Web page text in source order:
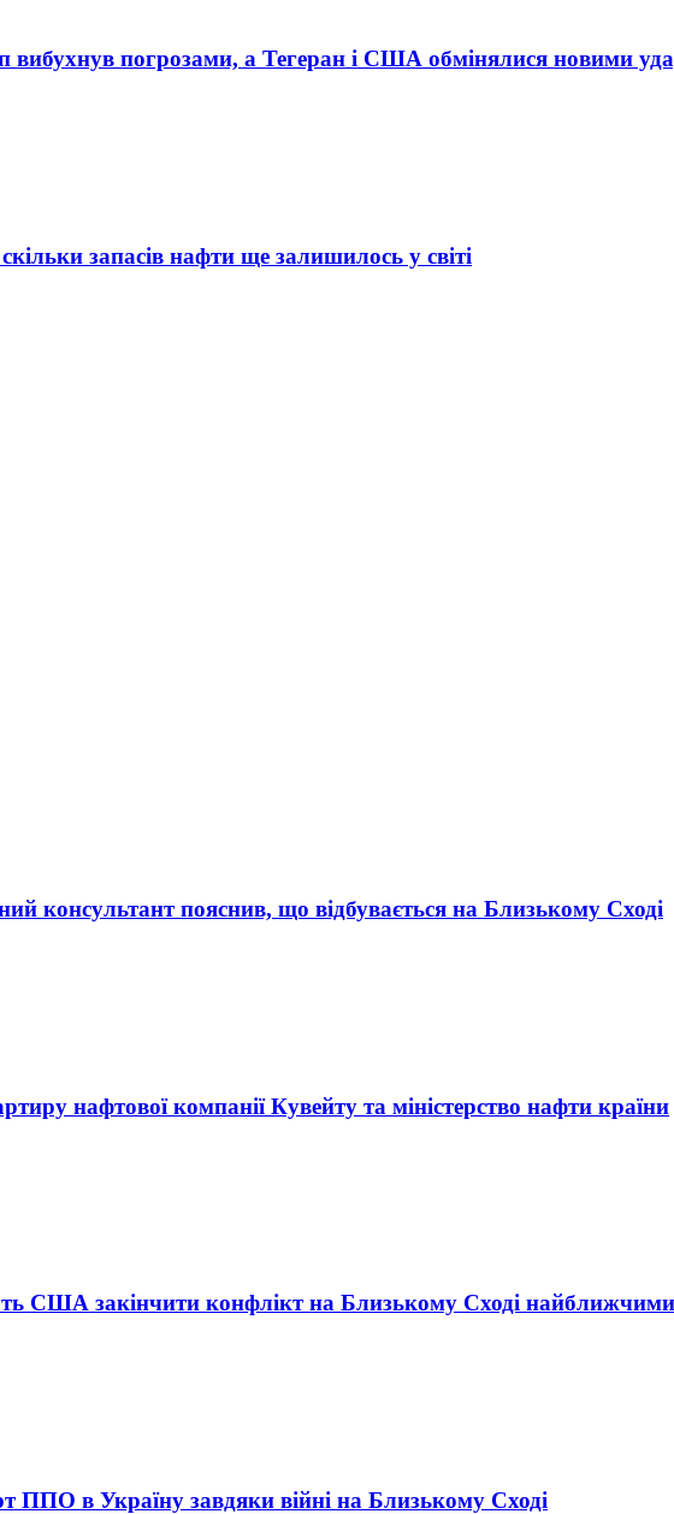
вибухнув погрозами, а Тегеран і США обмінялися новими
запасів нафти ще залишилось у світі
консультант пояснив, що відбувається на Близькому Сході
нафтової компанії Кувейту та міністерство нафти країни
США закінчити конфлікт на Близькому Сході
в Україну завдяки війні на Близькому Сході